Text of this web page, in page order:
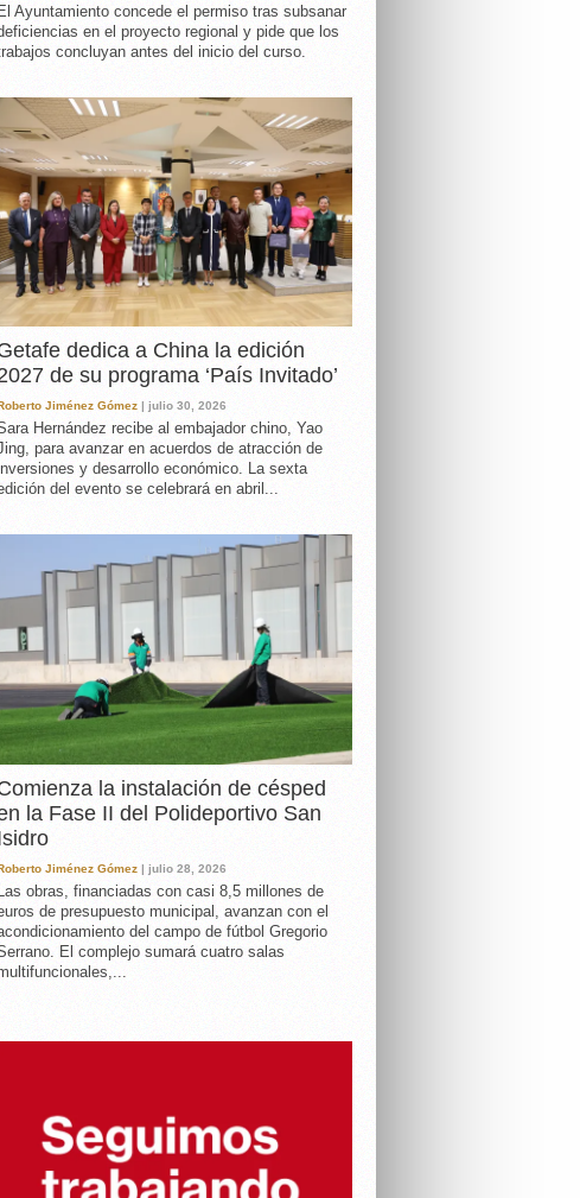
Ayuntamiento concede el permiso tras subsanar
en el proyecto regional y pide que los
concluyan antes del inicio del curso.
dedica a China la edición
de su programa ‘País Invitado’
Jiménez Gómez | julio 30, 2026
Hernández recibe al embajador chino, Yao
para avanzar en acuerdos de atracción de
y desarrollo económico. La sexta
del evento se celebrará en abril...
la instalación de césped
la Fase II del Polideportivo San
Jiménez Gómez | julio 28, 2026
obras, financiadas con casi 8,5 millones de
de presupuesto municipal, avanzan con el
del campo de fútbol Gregorio
El complejo sumará cuatro salas